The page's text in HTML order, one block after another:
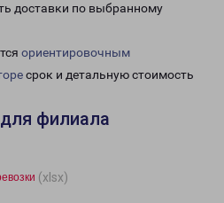
доставки по выбранному
ориентировочным
срок и детальную стоимость
филиала
(xlsx)